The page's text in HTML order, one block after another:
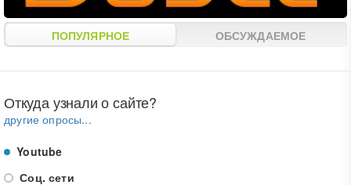
ПОПУЛЯРНОЕ ОБСУЖДАЕМОЕ
Откуда узнали о сайте?
другие опросы...
Youtube
Соц. сети